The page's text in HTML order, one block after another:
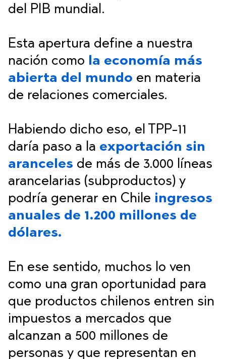
del PIB mundial.
Esta apertura define a nuestra
nación como la economía más
abierta del mundo en materia
de relaciones comerciales.
Habiendo dicho eso, el TPP-11
daría paso a la exportación sin
aranceles de más de 3.000 líneas
arancelarias (subproductos) y
podría generar en Chile ingresos
anuales de 1.200 millones de
dólares.
En ese sentido, muchos lo ven
como una gran oportunidad para
que productos chilenos entren sin
impuestos a mercados que
alcanzan a 500 millones de
personas y que representan en